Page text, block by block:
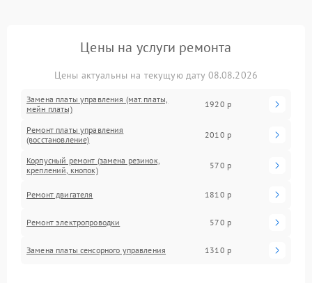
Цены на услуги ремонта
Цены актуальны на текущую дату 08.08.2026
Замена платы управления (мат.платы,
мейн платы)
1920 р
Ремонт платы управления
(восстановление)
2010 р
Корпусный ремонт (замена резинок,
креплений, кнопок)
570 р
Ремонт двигателя 1810 р
Ремонт электропроводки 570 р
Замена платы сенсорного управления 1310 р